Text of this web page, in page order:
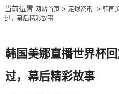
当前位置: 网站首页> 足球资讯> 韩国
过，幕后精彩故事
韩国美娜直播世界杯
过，幕后精彩故事